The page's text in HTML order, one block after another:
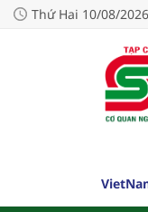
Thứ Hai 10/08/